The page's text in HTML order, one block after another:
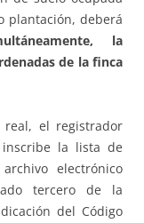
plantación, deberá
la
de la finca
el registrador
la lista de
electrónico
tercero de la
del Código